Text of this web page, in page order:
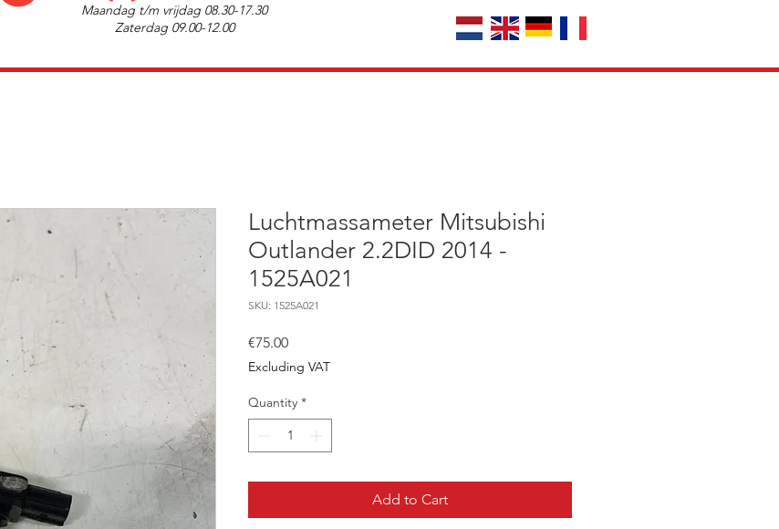
Maandag t/m vrijdag 08.30-17.30
Zaterdag 09.00-12.00
Luchtmassameter Mitsubishi
Outlander 2.2DID 2014 -
1525A021
SKU: 1525A021
€75.00Price
Excluding VAT
Quantity *
Add to Cart